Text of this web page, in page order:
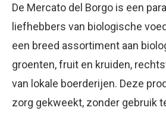
De Mercato del Borgo is een
liefhebbers van biologische
een breed assortiment aan
groenten, fruit en kruiden,
van lokale boerderijen. Deze
zorg gekweekt, zonder gebruik